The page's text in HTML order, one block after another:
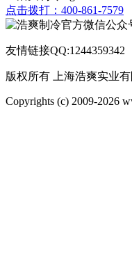
点击拨打：400-861-7579
友情链接QQ:1244359342
版权所有 上海浩爽实业有
Copyrights (c) 2009-2026